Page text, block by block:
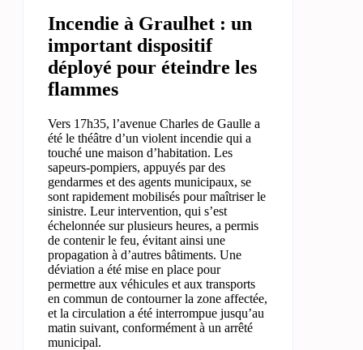
Incendie à Graulhet : un
important dispositif
déployé pour éteindre les
flammes
Vers 17h35, l’avenue Charles de Gaulle a
été le théâtre d’un violent incendie qui a
touché une maison d’habitation. Les
sapeurs-pompiers, appuyés par des
gendarmes et des agents municipaux, se
sont rapidement mobilisés pour maîtriser le
sinistre. Leur intervention, qui s’est
échelonnée sur plusieurs heures, a permis
de contenir le feu, évitant ainsi une
propagation à d’autres bâtiments. Une
déviation a été mise en place pour
permettre aux véhicules et aux transports
en commun de contourner la zone affectée,
et la circulation a été interrompue jusqu’au
matin suivant, conformément à un arrêté
municipal.